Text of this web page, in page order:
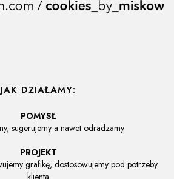
JAK DZIAŁAMY:
POMYSŁ
sugerujemy a nawet odradzamy
PROJEKT
grafikę, dostosowujemy pod potrzeby
klienta